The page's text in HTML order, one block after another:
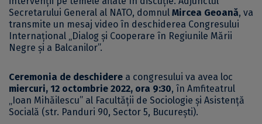
Secretarului General al NATO, domnul Mircea Geoană, va
transmite un mesaj video în deschiderea Congresului
Internațional „Dialog și Cooperare în Regiunile Mării
Negre și a Balcanilor”.
Ceremonia de deschidere a congresului va avea loc
miercuri, 12 octombrie 2022, ora 9:30, în Amfiteatrul
„Ioan Mihăilescu” al Facultății de Sociologie și Asistență
Socială (str. Panduri 90, Sector 5, București).